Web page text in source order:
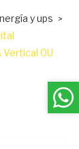
y ups
0U